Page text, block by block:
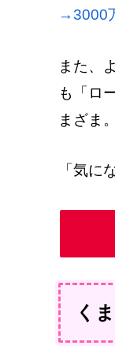
→3000
また、
も「ロ
まざま。
「気に
く